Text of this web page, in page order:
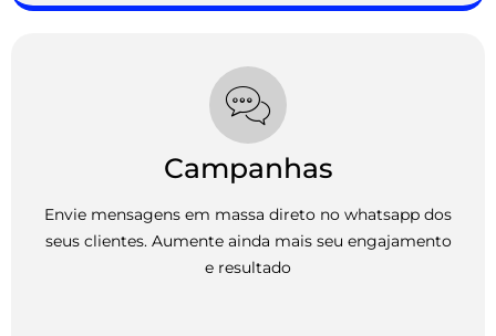
Campanhas
Envie mensagens em massa direto no whatsapp dos
seus clientes. Aumente ainda mais seu engajamento
e resultado